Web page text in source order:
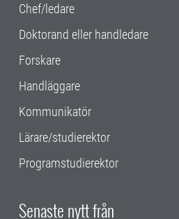
Chef/ledare
Doktorand eller handledare
Forskare
Handläggare
Kommunikatör
Lärare/studierektor
Programstudierektor
Senaste nytt från